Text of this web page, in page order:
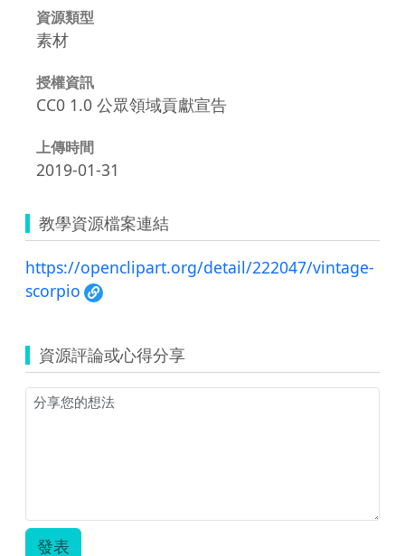
資源類型
素材
授權資訊
CC0 1.0 公眾領域貢獻宣告
上傳時間
2019-01-31
教學資源檔案連結
https://openclipart.org/detail/222047/vintage-
scorpio
資源評論或心得分享
發表